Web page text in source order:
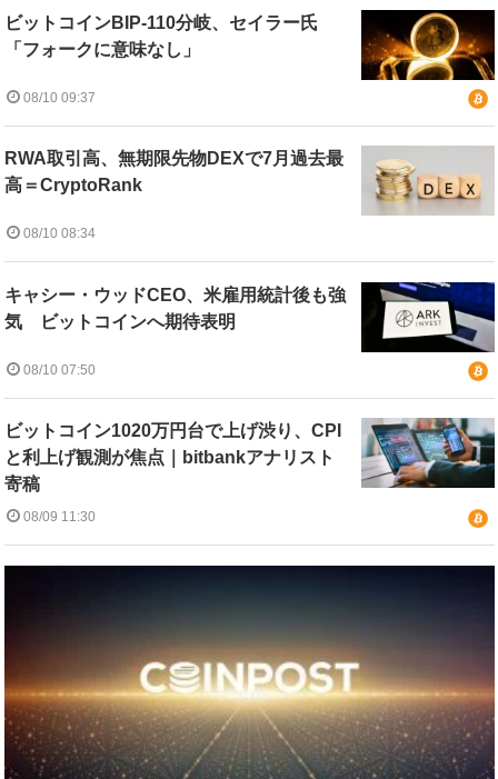
ビットコインBIP-110分岐、セイラー氏
「フォークに意味なし」
08/10 09:37
RWA取引高、無期限先物DEXで7月過去最
高＝CryptoRank
08/10 08:34
キャシー・ウッドCEO、米雇用統計後も強
気 ビットコインへ期待表明
08/10 07:50
ビットコイン1020万円台で上げ渋り、CPI
と利上げ観測が焦点｜bitbankアナリスト
寄稿
08/09 11:30